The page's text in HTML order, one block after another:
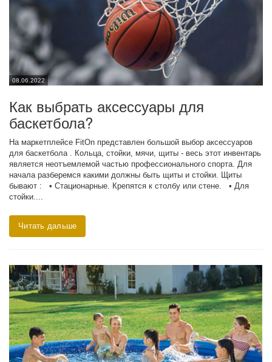
08.06.2022
Как выбрать аксессуары для
баскетбола?
На маркетплейсе FitOn представлен большой выбор аксессуаров
для баскетбола . Кольца, стойки, мячи, щиты - весь этот инвентарь
является неотъемлемой частью профессионального спорта. Для
начала разберемся какими должны быть щиты и стойки. Щиты
бывают : • Стационарные. Крепятся к столбу или стене. • Для
стойки....
Читать дальше